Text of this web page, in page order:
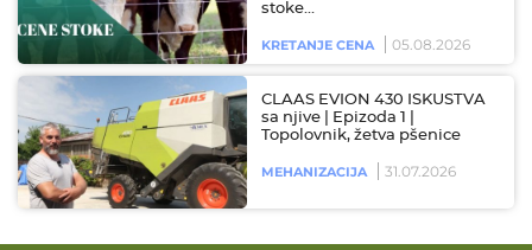
stoke…
KRETANJE CENA 05.08.2026
CLAAS EVION 430 ISKUSTVA
sa njive | Epizoda 1 |
Topolovnik, žetva pšenice
MEHANIZACIJA 31.07.2026